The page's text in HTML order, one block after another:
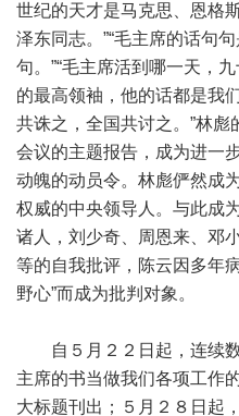
世纪的天才是马克思、恩格
泽东同志。”“毛主席的话句
句。”“毛主席活到哪一天，
的最高领袖，他的话都是我
共诛之，全国共讨之。”林
会议的主题报告，成为进一
动魄的动员令。林彪俨然成
权威的中央领导人。与此成
诸人，刘少奇、周恩来、邓
等的自我批评，陈云因多年
野心”而成为批判对象。
自５月２２日起，连续数
主席的书当做我们各项工作
大标题刊出；５月２８日起